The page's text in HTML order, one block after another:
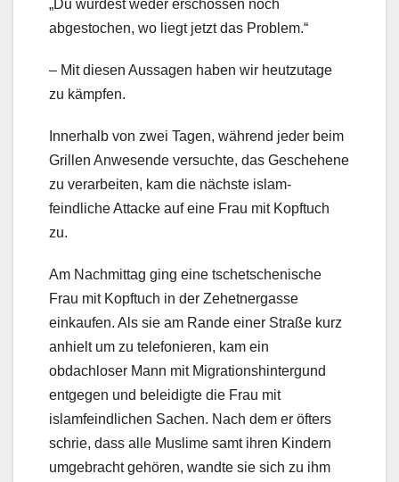
„Du wurdest weder erschossen noch
abgestochen, wo liegt jetzt das Problem.“
– Mit diesen Aussagen haben wir heutzutage
zu kämpfen.
Innerhalb von zwei Tagen, während jeder beim
Grillen Anwesende versuchte, das Geschehene
zu verarbeiten, kam die nächste islam-
feindliche Attacke auf eine Frau mit Kopftuch
zu.
Am Nachmittag ging eine tschetschenische
Frau mit Kopftuch in der Zehetnergasse
einkaufen. Als sie am Rande einer Straße kurz
anhielt um zu telefonieren, kam ein
obdachloser Mann mit Migrationshintergund
entgegen und beleidigte die Frau mit
islamfeindlichen Sachen. Nach dem er öfters
schrie, dass alle Muslime samt ihren Kindern
umgebracht gehören, wandte sie sich zu ihm